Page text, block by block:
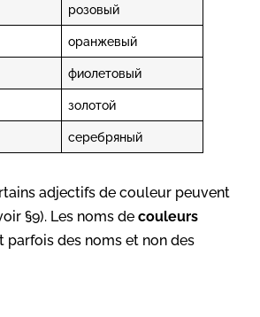
розовый
оранжевый
фиолетовый
золотой
серебряный
adjectifs de couleur peuvent
§9). Les noms de couleurs
parfois des noms et non des